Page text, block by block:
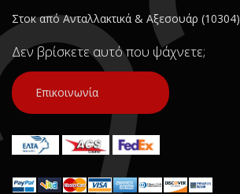
Στοκ από Ανταλλακτικά & Αξεσουάρ (10304)
Δεν βρίσκετε αυτό που ψάχνετε;
Επικοινωνία